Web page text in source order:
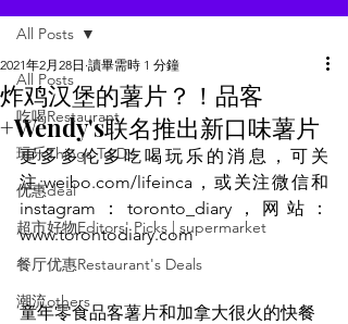
All Posts
吃喝Restaurant
玩乐Things To Do
优惠deal
超市好物Editors' Picks | supermarket
餐厅优惠Restaurant's Deals
潮流others
All Posts
炸鸡汉堡的薯片？！品客
+Wendy's联名推出新口味薯片
2021年2月28日 讀畢需時 1 分鐘
更多多伦多吃喝玩乐的消息，可关
注:weibo.com/lifeinca，或关注微信和
instagram：toronto_diary，网站：
www.torontodiary.com
童年零食品客薯片和加拿大很火的快餐